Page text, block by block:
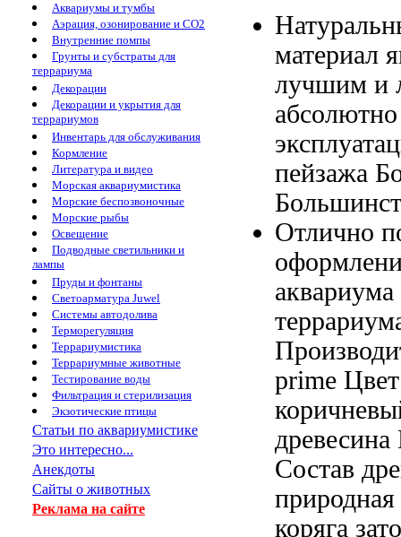
Аквариумы и тумбы
Аэрация, озонирование и CO2
Внутренние помпы
Грунты и субстраты для
террариума
Декорации
Декорации и укрытия для
террариумов
Инвентарь для обслуживания
Кормление
Литература и видео
Морская аквариумистика
Морские беспозвоночные
Морские рыбы
Освещение
Подводные светильники и
лампы
Пруды и фонтаны
Светоарматура Juwel
Системы автодолива
Терморегуляция
Террариумистика
Террариумные животные
Тестирование воды
Фильтрация и стерилизация
Экзотические птицы
Статьи по аквариумистике
Это интересно...
Анекдоты
Сайты о животных
Реклама на сайте
материал
лучшим и
пейзажа
Отлично
аквариума
prime
Состав
природная
коряга